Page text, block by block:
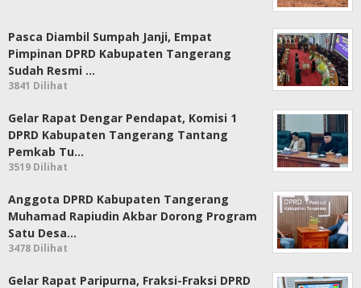
Pasca Diambil Sumpah Janji, Empat
Pimpinan DPRD Kabupaten Tangerang
Sudah Resmi …
3841 Dilihat
Gelar Rapat Dengar Pendapat, Komisi 1
DPRD Kabupaten Tangerang Tantang
Pemkab Tu…
3519 Dilihat
Anggota DPRD Kabupaten Tangerang
Muhamad Rapiudin Akbar Dorong Program
Satu Desa…
3478 Dilihat
Gelar Rapat Paripurna, Fraksi-Fraksi DPRD